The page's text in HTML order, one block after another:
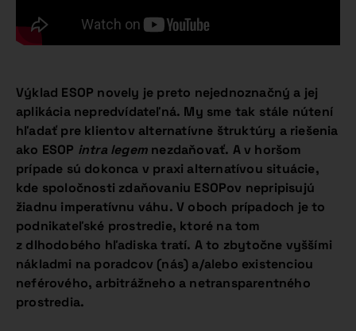
Výklad ESOP novely je preto nejednoznačný a jej
aplikácia nepredvídateľná. My sme tak stále nútení
hľadať pre klientov alternatívne štruktúry a riešenia
ako ESOP intra legem nezdaňovať. A v horšom
prípade sú dokonca v praxi alternatívou situácie,
kde spoločnosti zdaňovaniu ESOPov nepripisujú
žiadnu imperatívnu váhu. V oboch prípadoch je to
podnikateľské prostredie, ktoré na tom
z dlhodobého hľadiska tratí. A to zbytočne vyššími
nákladmi na poradcov (nás) a/alebo existenciou
neférového, arbitrážneho a netransparentného
prostredia.